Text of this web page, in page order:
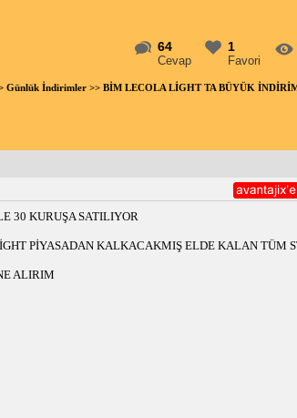
64
Cevap
1
Favori
Günlük İndirimler>> BİM LECOLA LİGHT TA BÜYÜK
30 KURUŞA SATILIYOR
PİYASADAN KALKACAKMIŞ ELDE KALAN TÜM
ALIRIM